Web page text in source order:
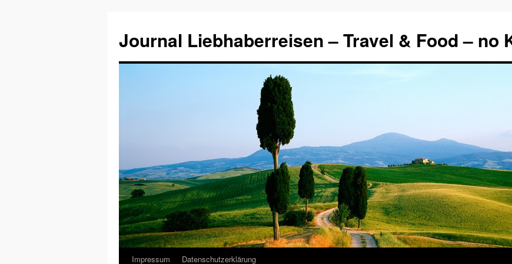
Journal Liebhaberreisen – Travel & Food – no
ZumImpressum Datenschutzerklärung